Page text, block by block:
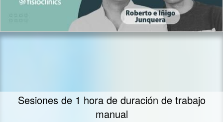
Sesiones de 1 hora de duración de trabajo
manual